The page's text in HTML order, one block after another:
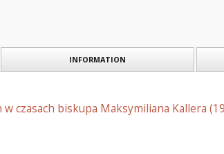
INFORMATION
czasach biskupa Maksymiliana Kallera